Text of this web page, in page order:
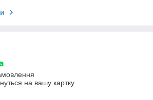
на вашу картку